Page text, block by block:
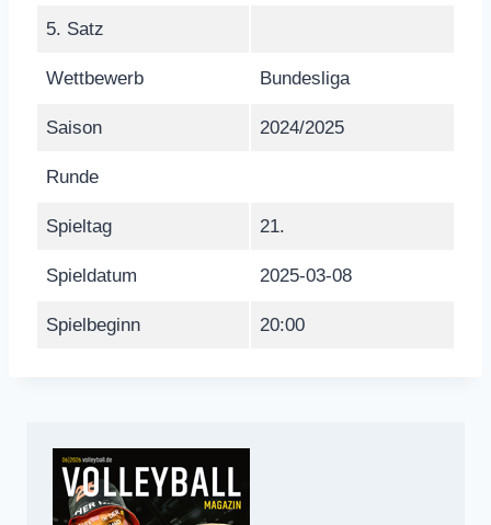
5. Satz
Wettbewerb Bundesliga
Saison 2024/2025
Runde
Spieltag 21.
Spieldatum 2025-03-08
Spielbeginn 20:00